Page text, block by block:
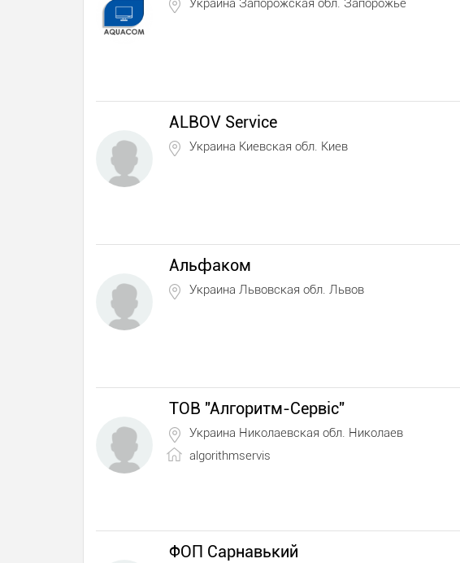
Украина Запорожская обл. Запорожье
ALBOV Service
Украина Киевская обл. Киев
Альфаком
Украина Львовская обл. Львов
ТОВ "Алгоритм-Сервіс"
Украина Николаевская обл. Николаев
algorithmservis
ФОП Сарнавький